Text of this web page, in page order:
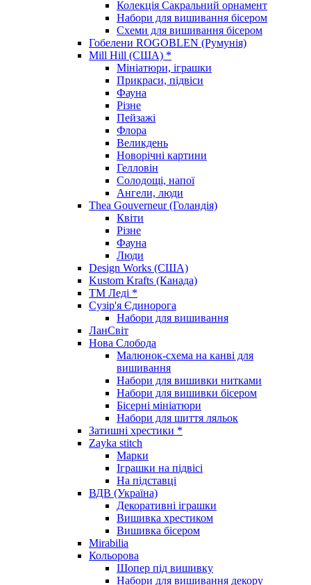
Колекція Сакральний орнамент
Набори для вишивання бісером
Схеми для вишивання бісером
Гобелени ROGOBLEN (Румунія)
Mill Hill (США) *
Мініатюри, іграшки
Прикраси, підвіси
Фауна
Різне
Пейзажі
Флора
Великдень
Новорічні картини
Гелловін
Солодощі, напої
Ангели, люди
Thea Gouverneur (Голандія)
Квіти
Різне
Фауна
Люди
Design Works (США)
Kustom Krafts (Канада)
ТМ Леді *
Сузір'я Єдинорога
Набори для вишивання
ЛанСвіт
Нова Слобода
Малюнок-схема на канві для
вишивання
Набори для вишивки нитками
Набори для вишивки бісером
Бісерні мініатюри
Набори для шиття ляльок
Затишні хрестики *
Zayka stitch
Марки
Іграшки на підвісі
На підставці
ВДВ (Україна)
Декоративні іграшки
Вишивка хрестиком
Вишивка бісером
Mirabilia
Кольорова
Шопер під вишивку
Набори для вишивання декору